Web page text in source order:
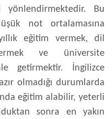
yönlendirmektedir. Bu
not ortalamasına
eğitim vermek, dil
ve üniversite
getirmektir. İngilizce
olmadığı durumlarda
eğitim alabilir, yeterli
sonra en yakın